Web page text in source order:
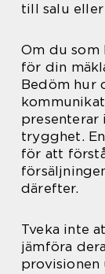
till salu
Om du som
för din
Bedöm hur
presenterar
trygghet.
för att
därefter.
Tveka inte
jämföra
provisionen